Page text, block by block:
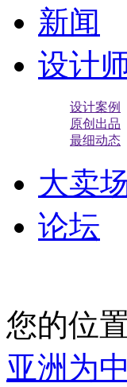
新闻
设计
设计案例
原创出品
最细动态
大卖
论坛
您的位置
亚洲为